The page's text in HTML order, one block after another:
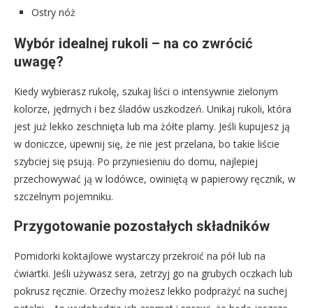
Ostry nóż
Wybór idealnej rukoli – na co zwrócić
uwagę?
Kiedy wybierasz rukolę, szukaj liści o intensywnie zielonym
kolorze, jędrnych i bez śladów uszkodzeń. Unikaj rukoli, która
jest już lekko zeschnięta lub ma żółte plamy. Jeśli kupujesz ją
w doniczce, upewnij się, że nie jest przelana, bo takie liście
szybciej się psują. Po przyniesieniu do domu, najlepiej
przechowywać ją w lodówce, owiniętą w papierowy ręcznik, w
szczelnym pojemniku.
Przygotowanie pozostałych składników
Pomidorki koktajlowe wystarczy przekroić na pół lub na
ćwiartki. Jeśli używasz sera, zetrzyj go na grubych oczkach lub
pokrusz ręcznie. Orzechy możesz lekko podprażyć na suchej